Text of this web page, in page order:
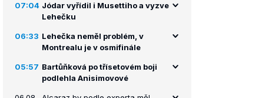
07:04 Jódar vyřídil i Musettiho a vyzve
Lehečku
06:33 Lehečka neměl problém, v
Montrealu je v osmifinále
05:57 Bartůňková po třísetovém boji
podlehla Anisimovové